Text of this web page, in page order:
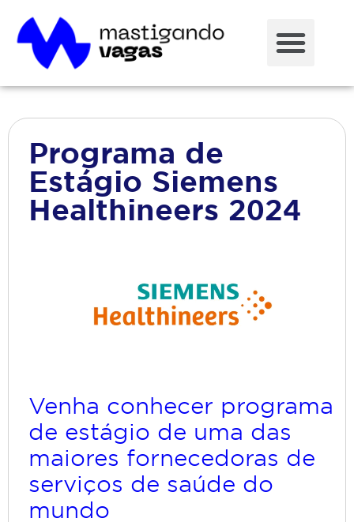
Programa de
Estágio Siemens
Healthineers 2024
Venha conhecer programa
de estágio de uma das
maiores fornecedoras de
serviços de saúde do
mundo